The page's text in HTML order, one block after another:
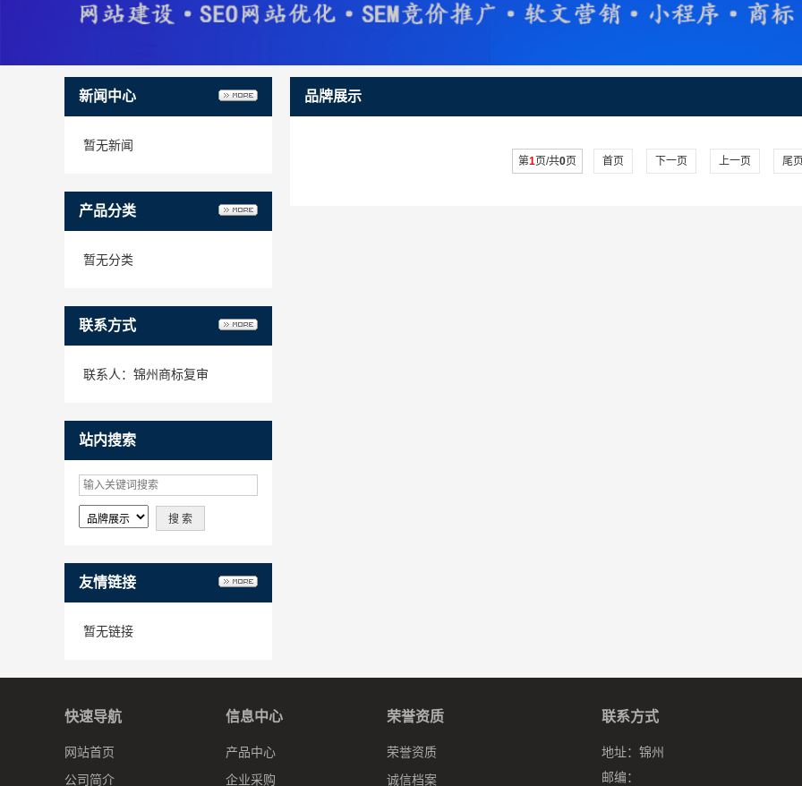
新闻中心
暂无新闻
产品分类
暂无分类
联系方式
联系人：锦州商标复审
站内搜索
友情链接
暂无链接
品牌展示
第1页/共0页 首页 下一页 上一页 尾
快速导航
网站首页
公司简介
信息中心
产品中心
企业采购
荣誉资质
荣誉资质
诚信档案
联系方式
地址： 锦州
邮编：